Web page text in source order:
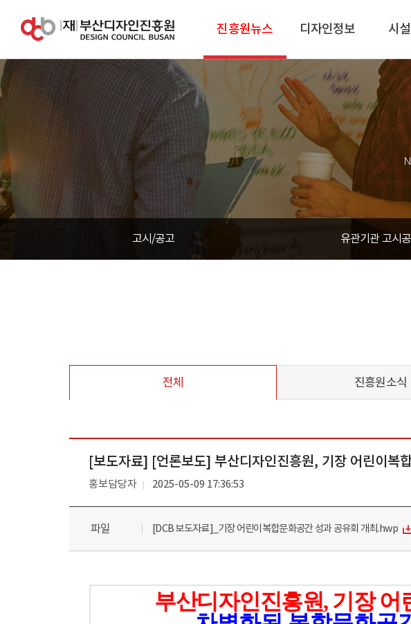
진흥원뉴스 디자인정보 시
고시/공고 유관기관 고시
전체 진흥원소식
[보도자료] [언론보도] 부산디자인진흥원, 기장 어린이복
홍보담당자 2025-05-09 17:36:53
파일 [DCB 보도자료]_기장 어린이복합문화공간 성과 공유회 개최.hwp
부산디자인진흥원, 기장 어